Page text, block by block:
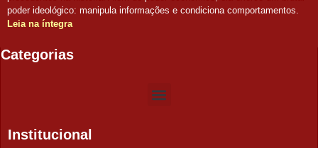
poder ideológico: manipula informações e condiciona comportamentos.
Leia na íntegra
Categorias
Institucional